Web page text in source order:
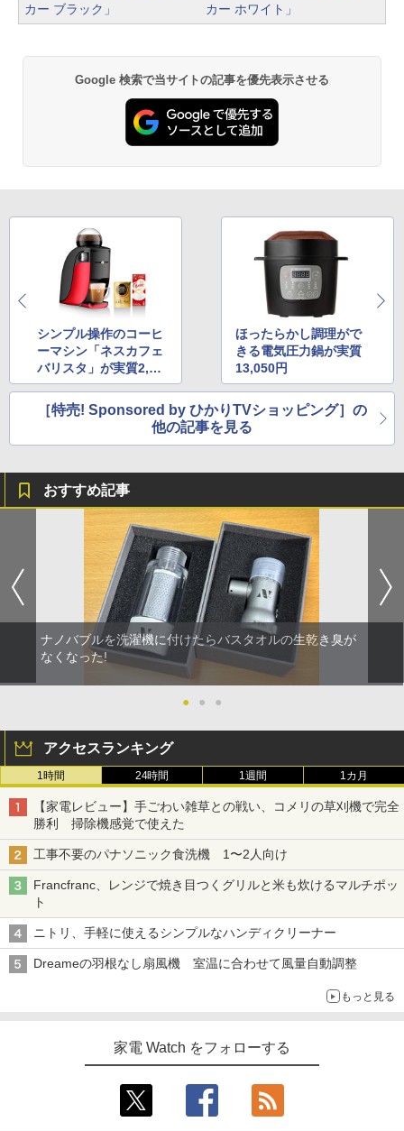
カー ブラック」
カー ホワイト」
Google 検索で当サイトの記事を優先表示させる
シンプル操作のコーヒ
ーマシン「ネスカフェ
バリスタ」が実質2,45
6円
ほったらかし調理がで
きる電気圧力鍋が実質
13,050円
［特売! Sponsored by ひかりTVショッピング］の
他の記事を見る
おすすめ記事
ナノバブルを洗濯機に付けたらバスタオルの生乾き臭が
なくなった!
● ● ●
アクセスランキング
1時間 24時間 1週間 1カ月
【家電レビュー】手ごわい雑草との戦い、コメリの草刈機で完全
勝利 掃除機感覚で使えた
工事不要のパナソニック食洗機 1〜2人向け
Francfranc、レンジで焼き目つくグリルと米も炊けるマルチポッ
ト
ニトリ、手軽に使えるシンプルなハンディクリーナー
Dreameの羽根なし扇風機 室温に合わせて風量自動調整
もっと見る
家電 Watch をフォローする